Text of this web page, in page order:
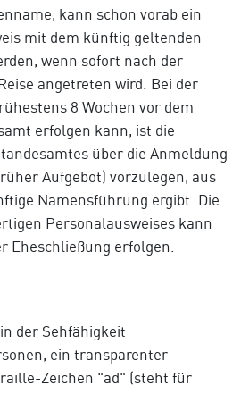
kann schon vorab ein
mit dem künftig geltenden
wenn sofort nach der
angetreten wird. Bei der
8 Wochen vor dem
erfolgen kann, ist die
über die Anmeldung
Aufgebot) vorzulegen, aus
Namensführung ergibt. Die
Personalausweises kann
Eheschließung erfolgen.
der Sehfähigkeit
ein transparenter
Zeichen "ad" (steht für